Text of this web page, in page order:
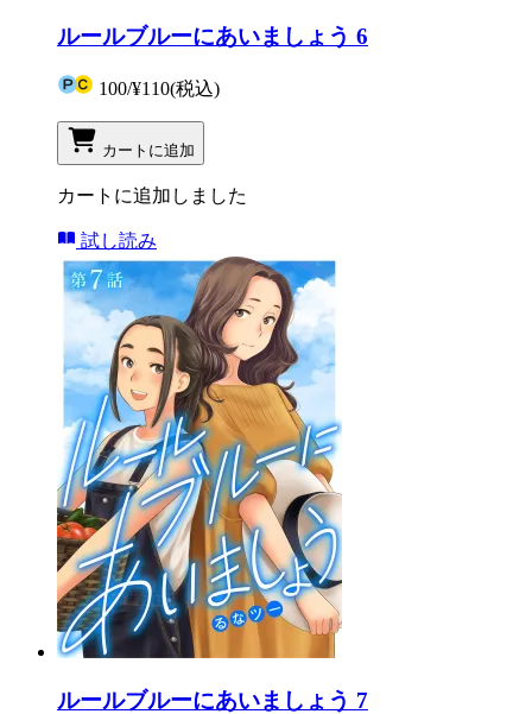
ルールブルーにあいましょう 6
100/¥110(税込)
カートに追加
カートに追加しました
試し読み
ルールブルーにあいましょう 7